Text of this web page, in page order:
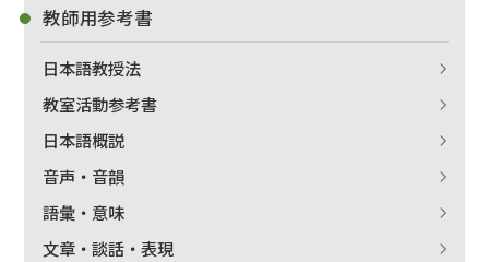
教師用参考書
日本語教授法
教室活動参考書
日本語概説
音声・音韻
語彙・意味
文章・談話・表現